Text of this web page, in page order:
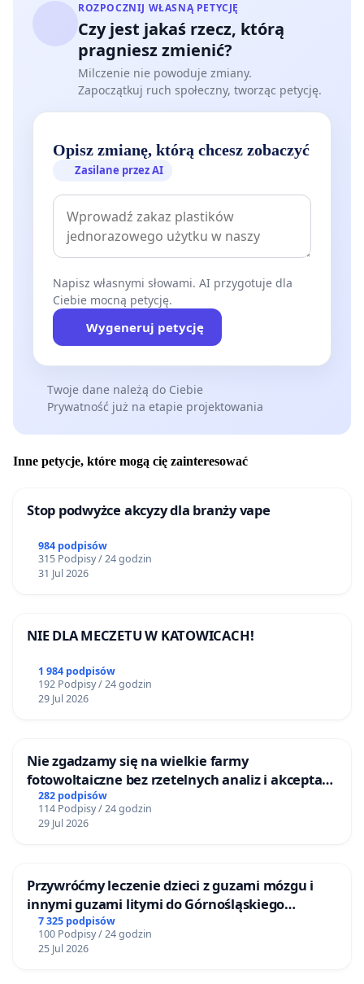
ROZPOCZNIJ WŁASNĄ PETYCJĘ
Czy jest jakaś rzecz, którą
pragniesz zmienić?
Milczenie nie powoduje zmiany.
Zapoczątkuj ruch społeczny, tworząc petycję.
Opisz zmianę, którą chcesz zobaczyć
Zasilane przez AI
Napisz własnymi słowami. AI przygotuje dla
Ciebie mocną petycję.
Wygeneruj petycję
Twoje dane należą do Ciebie
Prywatność już na etapie projektowania
Inne petycje, które mogą cię zainteresować
Stop podwyżce akcyzy dla branży vape
984 podpisów
315 Podpisy / 24 godzin
31 Jul 2026
NIE DLA MECZETU W KATOWICACH!
1 984 podpisów
192 Podpisy / 24 godzin
29 Jul 2026
Nie zgadzamy się na wielkie farmy
fotowoltaiczne bez rzetelnych analiz i akceptacji
mieszkańców
282 podpisów
114 Podpisy / 24 godzin
29 Jul 2026
Przywróćmy leczenie dzieci z guzami mózgu i
innymi guzami litymi do Górnośląskiego
Centrum Zdrowia Dziecka w Katowicach
7 325 podpisów
100 Podpisy / 24 godzin
25 Jul 2026